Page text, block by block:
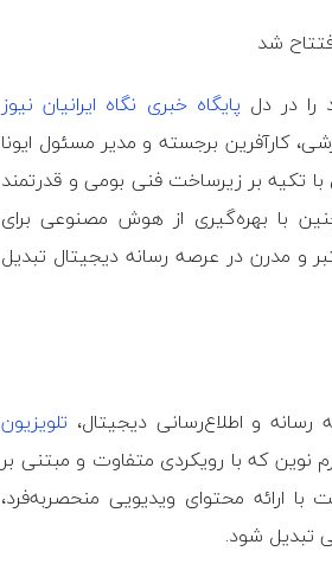
را در دل پایگاه خبری نگاه ایرانیان نیوز
کارآفرین برجسته و مدیر مسئول ایونا
با تکیه بر زیرساخت فنی بومی و قدرتمند
با بهره‌گیری از هوش مصنوعی برای
و مدرن در عرصه رسانه دیجیتال تبدیل
و اطلاع‌رسانی دیجیتال، تلویزیون
نوین که با رویکردی متفاوت و مبتنی بر
با ارائه محتوای ویدیویی منحصربه‌فرد،
تبدیل شود.